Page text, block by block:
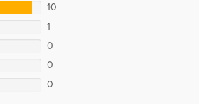
10
1
0
0
0